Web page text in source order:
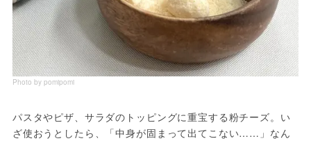
Photo by pomipomi
パスタやピザ、サラダのトッピングに重宝する粉チーズ。い
ざ使おうとしたら、「中身が固まって出てこない……」なん